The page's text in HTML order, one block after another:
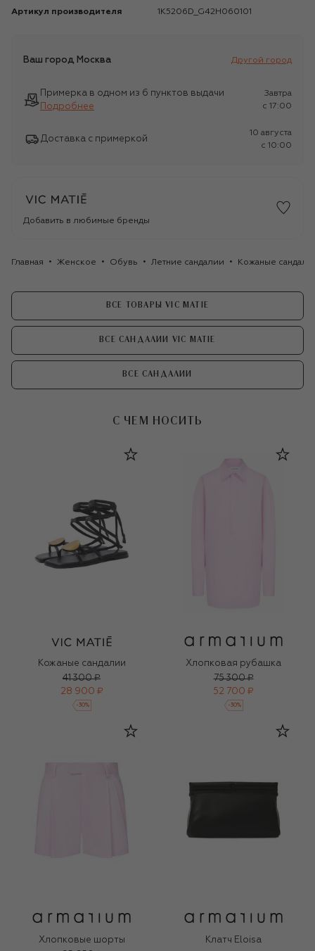
Артикул производителя 1K5206D_G42H060101
Ваш город Москва Другой город
Примерка в одном из 6 пунктов выдачи
Подробнее
Завтра
c 17:00
Доставка с примеркой
10 августа
c 10:00
Добавить в любимые бренды
Главная Женское Обувь Летние сандалии Кожаные
ВСЕ ТОВАРЫ VIC MATIE
ВСЕ САНДАЛИИ VIC MATIE
ВСЕ САНДАЛИИ
С ЧЕМ НОСИТЬ
Кожаные сандалии
41 300 ₽
28 900 ₽
-30%
Хлопковая рубашка
75 300 ₽
52 700 ₽
-30%
Хлопковые шорты
Клатч Eloisa